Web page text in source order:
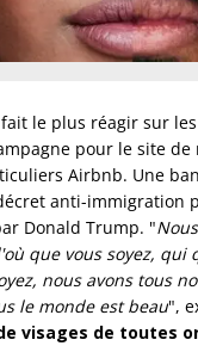
le plus réagir sur
pour le site de
Airbnb. Une
anti-immigration
Donald Trump. "
que vous soyez, qui
nous avons tous
le monde est beau",
visages de toutes